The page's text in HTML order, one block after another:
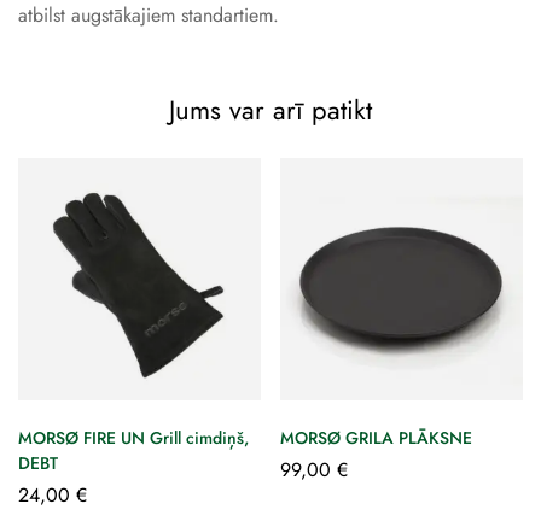
atbilst augstākajiem standartiem.
Jums var arī patikt
MORSØ FIRE UN Grill cimdiņš,
DEBT
24,00 €
MORSØ GRILA PLĀKSNE
99,00 €